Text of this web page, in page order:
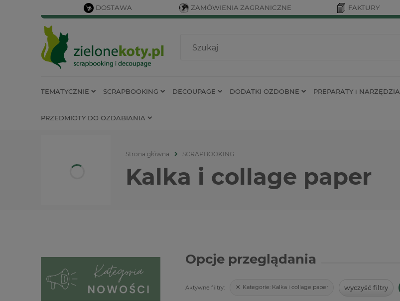
DOSTAWA ZAMÓWIENIA ZAGRANICZNE FAKTURY
TEMATYCZNIE SCRAPBOOKING DECOUPAGE DODATKI OZDOBNE PREPARATY i NARZĘDZIA
PRZEDMIOTY DO OZDABIANIA
Strona główna SCRAPBOOKING
Kalka i collage paper
Opcje przeglądania
Aktywne filtry: Kategorie: Kalka i collage paper wyczyść filtry